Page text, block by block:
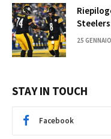
25
STAY IN TOUCH
Facebook